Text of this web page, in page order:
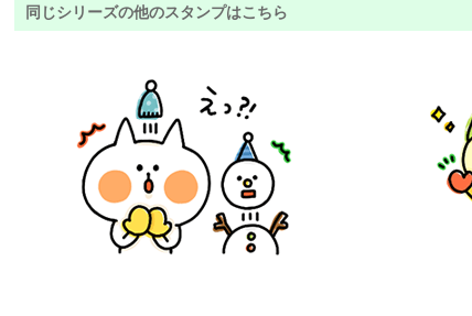
同じシリーズの他のスタンプはこちら